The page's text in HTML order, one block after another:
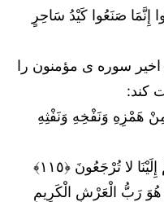
إِنَّمَا صَنَعُوا کَیْدُ سَاحِرٍ
اخیر سوره ی مؤمنون را
کند:
هَمْزِهِ وَنَفْخِهِ وَنَفْثِهِ
أَفَحَسِبْتُمْ أَنَّمَا خَلَقْنَاکُمْ عَبَثًا وَأَنَّکُمْ إِلَیْنَا لا تُرْجَعُونَ ﴿١١٥﴾
هُوَ رَبُّ الْعَرْشِ الْکَرِیمِ